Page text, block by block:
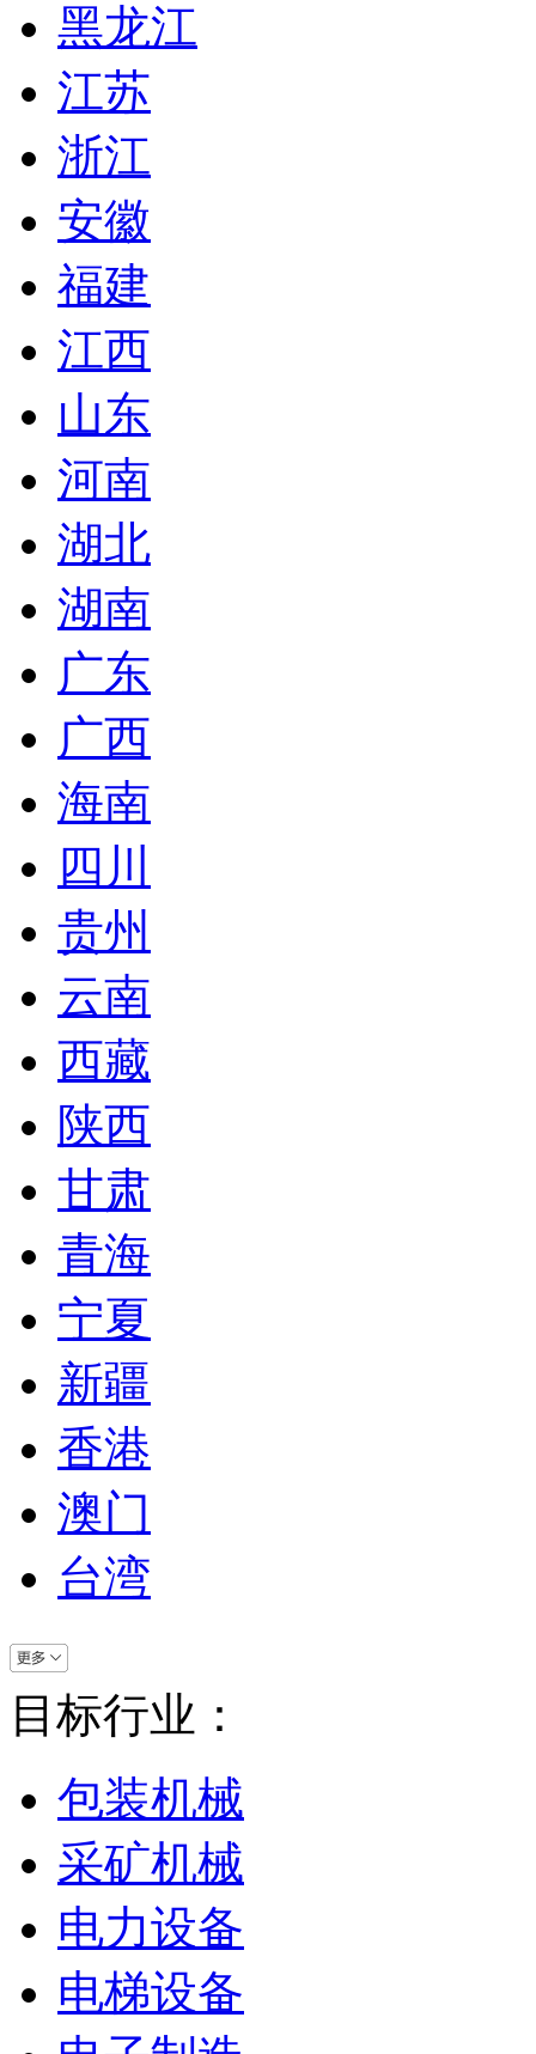
黑龙江
江苏
浙江
安徽
福建
江西
山东
河南
湖北
湖南
广东
广西
海南
四川
贵州
云南
西藏
陕西
甘肃
青海
宁夏
新疆
香港
澳门
台湾
目标行业：
包装机械
采矿机械
电力设备
电梯设备